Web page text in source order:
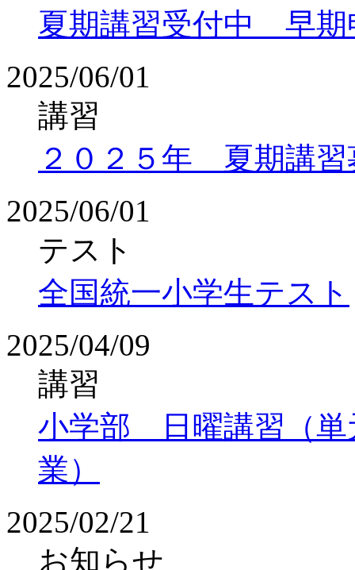
夏期講習受付中 早期
2025/06/01
講習
２０２５年 夏期講習
2025/06/01
テスト
全国統一小学生テスト
2025/04/09
講習
小学部 日曜講習（
業）
2025/02/21
お知らせ